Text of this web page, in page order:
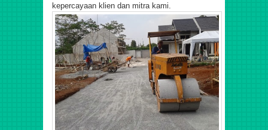
kepercayaan klien dan mitra kami.